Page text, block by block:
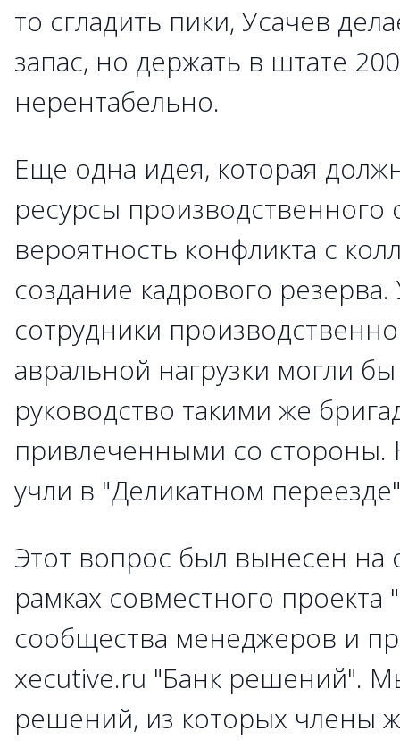
то сгладить пики, Усачев
запас, но держать в штате
нерентабельно.
Еще одна идея, которая
ресурсы производственного
вероятность конфликта с
создание кадрового
сотрудники
авральной нагрузки могли
руководство такими же
привлеченными со
учли в "Деликатном
Этот вопрос был вынесен на
рамках совместного
сообщества менеджеров и
xecutive.ru "Банк решений".
решений, из которых члены